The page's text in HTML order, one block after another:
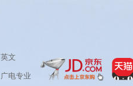
英文
广电专业